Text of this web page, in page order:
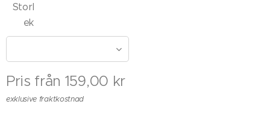
Storl
ek
Pris från 159,00 kr
exklusive fraktkostnad